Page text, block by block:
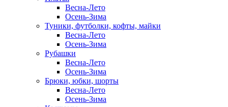
Весна-Лето
Осень-Зима
Туники, футболки, кофты, майки
Весна-Лето
Осень-Зима
Рубашки
Весна-Лето
Осень-Зима
Брюки, юбки, шорты
Весна-Лето
Осень-Зима